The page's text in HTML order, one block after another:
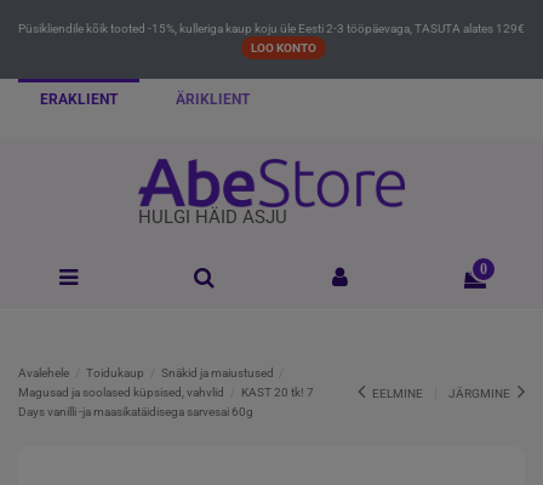
Püsikliendile kõik tooted -15%, kulleriga kaup koju üle Eesti 2-3 tööpäevaga, TASUTA alates 129€
LOO KONTO
ERAKLIENT ÄRIKLIENT
HULGI HÄID ASJU
0
Avalehele Toidukaup
Snäkid ja maiustused
Magusad ja soolased küpsised, vahvlid
KAST 20 tk! 7
Days vanilli -ja maasikatäidisega sarvesai 60g
EELMINE JÄRGMINE